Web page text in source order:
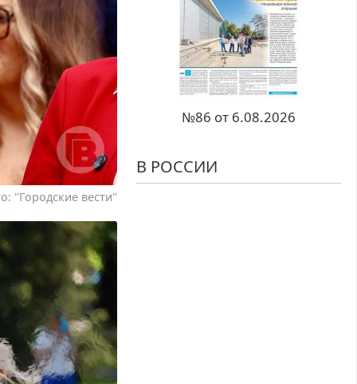
"Городские вести"
№86 от 6.08.2026
В РОССИИ